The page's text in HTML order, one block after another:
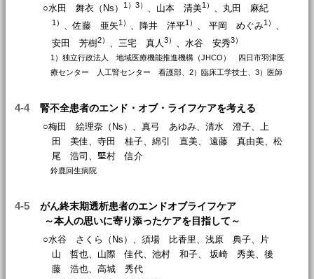
○水田 舞衣（Ns）1）3） 、山本 清美1） 、丸田 麻紀
1） 、佐藤 亜矢1） 、降井 洋平1） 、 平岡 めぐみ1） 、
安田 芳樹2） 、三宅 真人3） 、水谷 安秀3）
1）独立行政法人 地域医療機能推進機構（JHCO） 四日市羽津医
療センター 人工腎センター 看護部、2）臨床工学技士、3）医師
4-4 腎不全患者のエンド・オブ・ライフケアを考える
○梅田 絵理奈（Ns）、真弓 あゆみ、清水 澄子、上
田 美佳、寺田 桂子、綿引 直美、 遠藤 真由美、松
尾 浩司、𡌛村 信介
鈴鹿回生病院
4-5
がん終末期透析患者のエンドオブライフケア
～本人の思いに寄り添ったケアを目指して～
○水谷 さくら（Ns）、須場 比香里、浅原 典子、片
山 哲也、山際 佳代、池村 和子、 坂崎 秀美、後
藤 浩也、高城 秀代